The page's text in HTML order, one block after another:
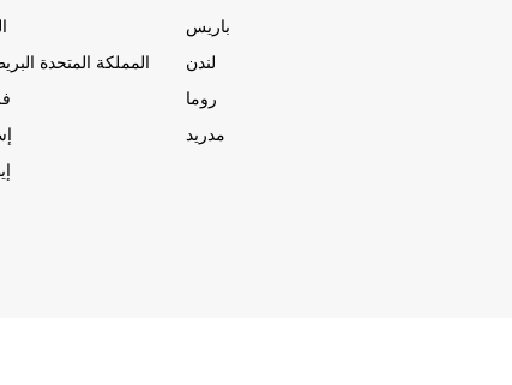
المملكة المتحدة
باريس
لندن
روما
مدريد